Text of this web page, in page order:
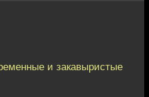
и закавыристые